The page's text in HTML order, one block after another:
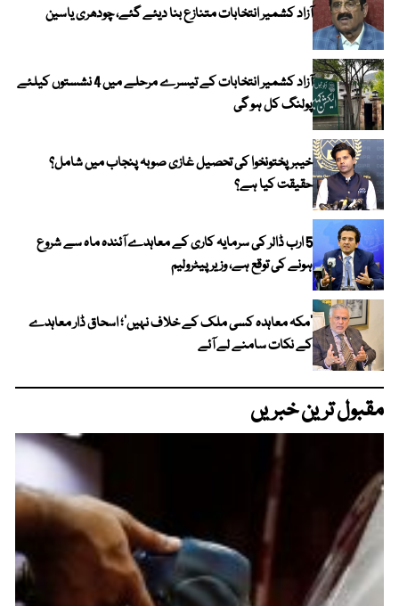
آزاد کشمیر انتخابات متنازع بنا دیئے گئے، چودھری یاسین
آزاد کشمیر انتخابات کے تیسرے مرحلے میں 4 نشستوں کیلئے
پولنگ کل ہو گی
خیبر پختونخوا کی تحصیل غازی صوبہ پنجاب میں شامل؟
حقیقت کیا ہے؟
5 ارب ڈالر کی سرمایہ کاری کے معاہدے آئندہ ماہ سے شروع
ہونے کی توقع ہے، وزیر پیٹرولیم
‘مکہ معاہدہ کسی ملک کے خلاف نہیں’؛ اسحاق ڈار معاہدے
کے نکات سامنے لے آئے
مقبول ترین خبریں